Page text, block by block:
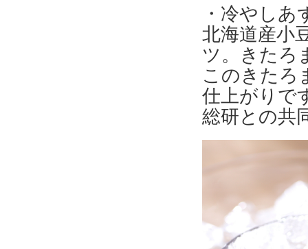
・冷やし
北海道産小
ツ。きたろ
このきたろ
仕上がりで
総研との共